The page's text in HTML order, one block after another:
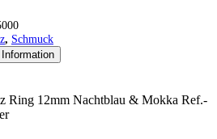
, Schmuck
Ring 12mm Nachtblau & Mokka Ref.-